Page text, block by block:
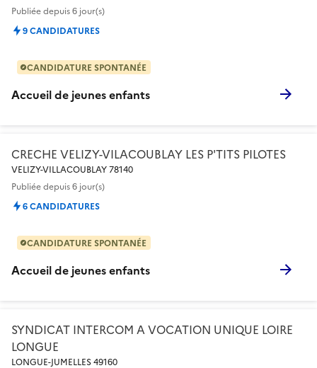
Accueil de jeunes enfants
Publiéedepuis 6 jour(s)
9 CANDIDATURES
CANDIDATURE SPONTANÉE
Accueil de jeunes enfants
CRECHE VELIZY-VILACOUBLAY LES P'TITS PILOTES
VELIZY-VILLACOUBLAY 78140
Publiéedepuis 6 jour(s)
6 CANDIDATURES
CANDIDATURE SPONTANÉE
SYNDICAT INTERCOM A VOCATION UNIQUE LOIRE
LONGUE
LONGUE-JUMELLES 49160